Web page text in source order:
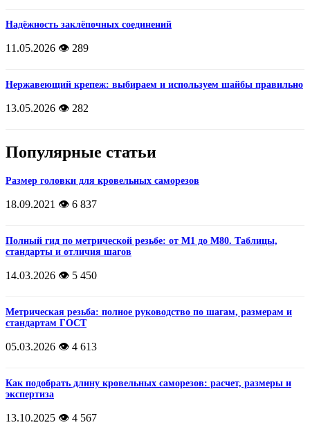
Надёжность заклёпочных соединений
11.05.2026 👁️ 289
Нержавеющий крепеж: выбираем и используем шайбы правильно
13.05.2026 👁️ 282
Популярные статьи
Размер головки для кровельных саморезов
18.09.2021 👁️ 6 837
Полный гид по метрической резьбе: от М1 до М80. Таблицы,
стандарты и отличия шагов
14.03.2026 👁️ 5 450
Метрическая резьба: полное руководство по шагам, размерам и
стандартам ГОСТ
05.03.2026 👁️ 4 613
Как подобрать длину кровельных саморезов: расчет, размеры и
экспертиза
13.10.2025 👁️ 4 567